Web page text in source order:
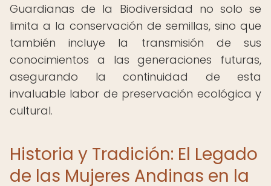
Guardianas de la Biodiversidad no solo se
limita a la conservación de semillas, sino que
también incluye la transmisión de sus
conocimientos a las generaciones futuras,
asegurando la continuidad de esta
invaluable labor de preservación ecológica y
cultural.
Historia y Tradición: El Legado
de las Mujeres Andinas en la